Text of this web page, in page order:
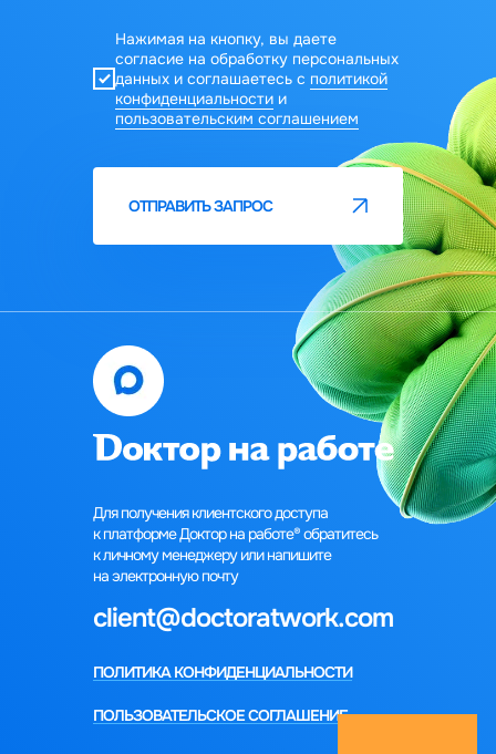
Нажимая на кнопку, вы даете
согласие на обработку персональных
данных и соглашаетесь c политикой
конфиденциальности и
пользовательским соглашением
Для получения клиентского доступа
к платформе Доктор на работе®‎‎ обратитесь
к личному менеджеру или напишите
на электронную почту
client@doctoratwork.com
ОТПРАВИТЬ ЗАПРОС
ПОЛЬЗОВАТЕЛЬСКОЕ СОГЛАШЕНИЕ
ПОЛИТИКА КОНФИДЕНЦИАЛЬНОСТИ